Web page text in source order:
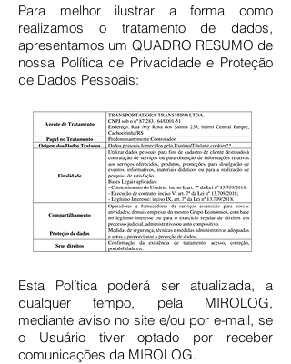
Para melhor ilustrar a forma como
realizamos o tratamento de dados,
apresentamos um QUADRO RESUMO de
nossa Política de Privacidade e Proteção
de Dados Pessoais:
Esta Política poderá ser atualizada, a
qualquer tempo, pela MIROLOG,
mediante aviso no site e/ou por e-mail, se
o Usuário tiver optado por receber
comunicações da MIROLOG.